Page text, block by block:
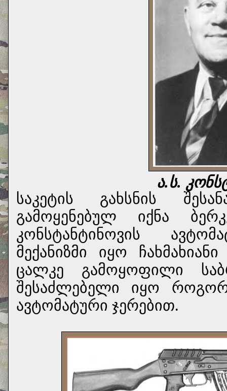
ა.ს.
საკეტის გახსნის
გამოყენებულ იქნა
კონსტანტინოვის
მექანიზმი იყო
ცალკე გამოყოფილი
შესაძლებელი იყო
ავტომატური ჯერებით.